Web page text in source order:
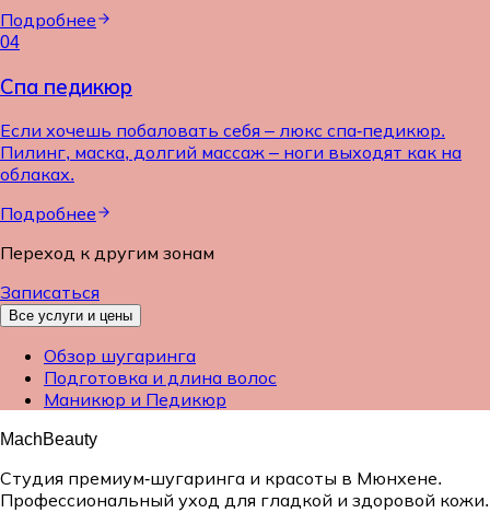
Подробнее
04
Спа педикюр
Если хочешь побаловать себя – люкс спа-педикюр.
Пилинг, маска, долгий массаж – ноги выходят как на
облаках.
Подробнее
Переход к другим зонам
Записаться
Все услуги и цены
Обзор шугаринга
Подготовка и длина волос
Маникюр и Педикюр
MachBeauty
Студия премиум-шугаринга и красоты в Мюнхене.
Профессиональный уход для гладкой и здоровой кожи.